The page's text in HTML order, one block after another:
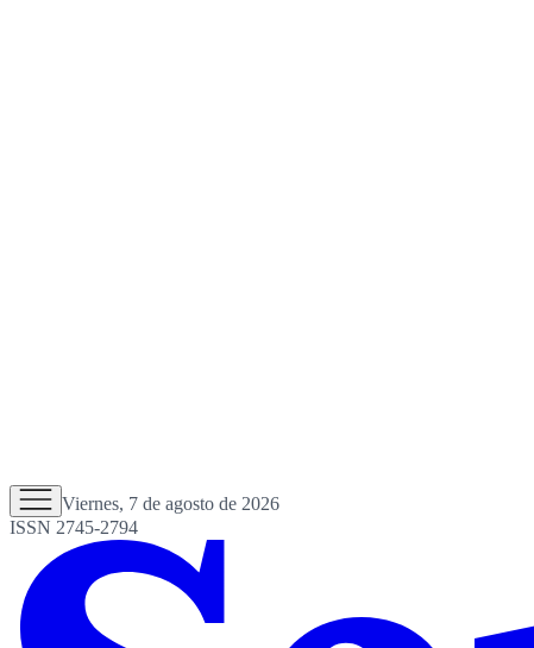
Viernes, 7 de agosto de 2026
ISSN 2745-2794